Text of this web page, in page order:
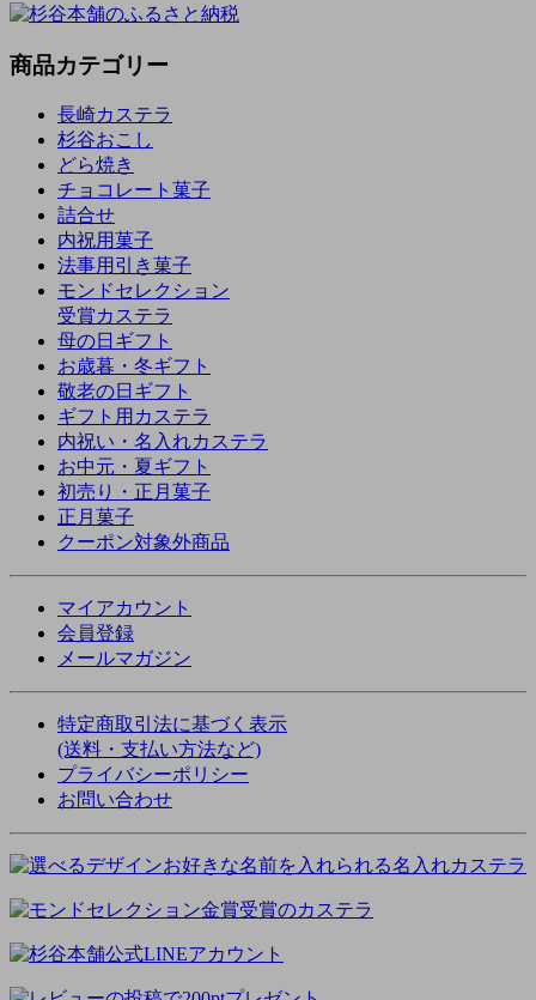
商品カテゴリー
長崎カステラ
杉谷おこし
どら焼き
チョコレート菓子
詰合せ
内祝用菓子
法事用引き菓子
モンドセレクション
受賞カステラ
母の日ギフト
お歳暮・冬ギフト
敬老の日ギフト
ギフト用カステラ
内祝い・名入れカステラ
お中元・夏ギフト
初売り・正月菓子
正月菓子
クーポン対象外商品
マイアカウント
会員登録
メールマガジン
特定商取引法に基づく表示
(送料・支払い方法など)
プライバシーポリシー
お問い合わせ